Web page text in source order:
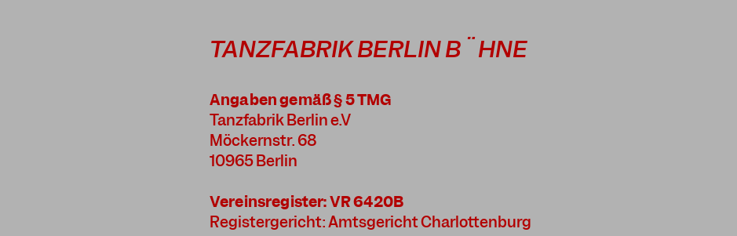
TANZFABRIK BERLIN BÜHNE
Angaben gemäß § 5 TMG
Tanzfabrik Berlin e.V
Möckernstr. 68
10965 Berlin
Vereinsregister: VR 6420B
Registergericht: Amtsgericht Charlottenburg